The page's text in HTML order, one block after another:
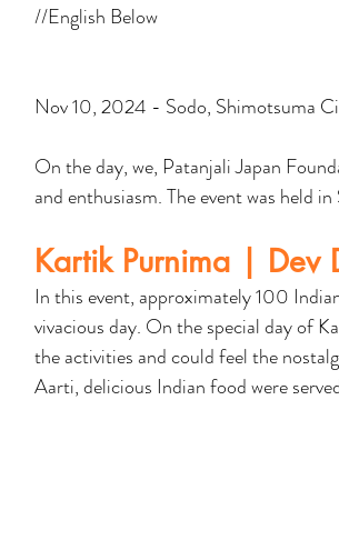
//English Below
Nov 10, 2024 - Sodo, Shimotsuma
On the day, we, Patanjali Japan
and enthusiasm. The event was held
Kartik Purnima | Dev
In this event, approximately 100
vivacious day. On the special day of
the activities and could feel the
Aarti, delicious Indian food were